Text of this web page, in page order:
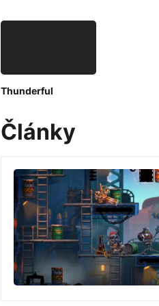
Thunderful
Články